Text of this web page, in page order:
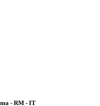
- RM - IT